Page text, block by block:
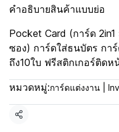
คำอธิบายสินค้าแบบย่อ
Pocket Card (การ์ด
ซอง) การ์ดใส่ธนบัตร กา
ถึง10ใบ ฟรีสติกเกอร์ติดห
หมวดหมู่:การ์ดแต่งงาน |
แชร์